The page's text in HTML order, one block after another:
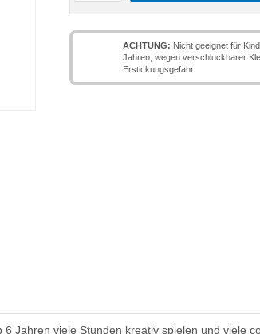
ACHTUNG: Nicht geeignet für
Jahren, wegen verschluckbarer
Erstickungsgefahr!
Jahren viele Stunden kreativ spielen und viele